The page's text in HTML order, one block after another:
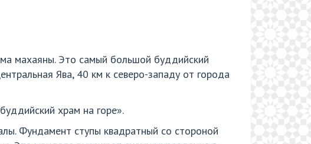
махаяны. Это самый большой буддийский
Ява, 40 км к северо-западу от города
храм на горе».
Фундамент ступы квадратный со стороной